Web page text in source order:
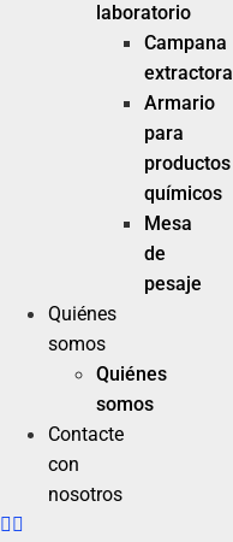
laboratorio
Campana
extractora
Armario
para
productos
químicos
Mesa
de
pesaje
Quiénes
somos
Quiénes
somos
Contacte
con
nosotros